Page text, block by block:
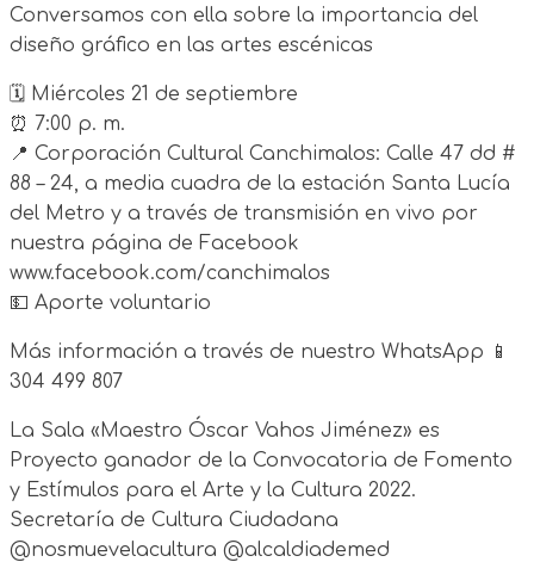
Conversamos con ella sobre la importancia del
diseño gráfico en las artes escénicas
🗓️ Miércoles 21 de septiembre
⏰ 7:00 p. m.
📍 Corporación Cultural Canchimalos: Calle 47 dd #
88 – 24, a media cuadra de la estación Santa Lucía
del Metro y a través de transmisión en vivo por
nuestra página de Facebook
www.facebook.com/canchimalos
💵 Aporte voluntario
Más información a través de nuestro WhatsApp 📱
304 499 807
La Sala «Maestro Óscar Vahos Jiménez» es
Proyecto ganador de la Convocatoria de Fomento
y Estímulos para el Arte y la Cultura 2022.
Secretaría de Cultura Ciudadana
@nosmuevelacultura @alcaldiademed